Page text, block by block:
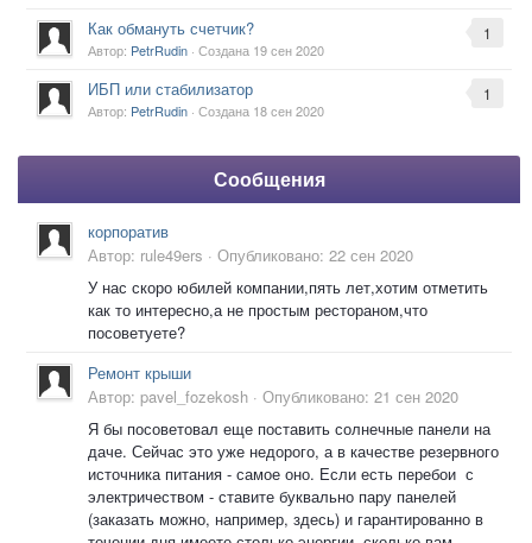
1
Как обмануть счетчик?
Автор: PetrRudin · Создана 19 сен 2020
1
ИБП или стабилизатор
Автор: PetrRudin · Создана 18 сен 2020
Сообщения
корпоратив
Автор: rule49ers · Опубликовано: 22 сен 2020
У нас скоро юбилей компании,пять лет,хотим отметить
как то интересно,а не простым рестораном,что
посоветуете?
Ремонт крыши
Автор: pavel_fozekosh · Опубликовано: 21 сен 2020
Я бы посоветовал еще поставить солнечные панели на
даче. Сейчас это уже недорого, а в качестве резервного
источника питания - самое оно. Если есть перебои с
электричеством - ставите буквально пару панелей
(заказать можно, например, здесь) и гарантированно в